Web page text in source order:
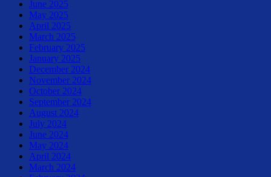
June 2025
May 2025
April 2025
March 2025
February 2025
January 2025
December 2024
November 2024
October 2024
September 2024
August 2024
July 2024
June 2024
May 2024
April 2024
March 2024